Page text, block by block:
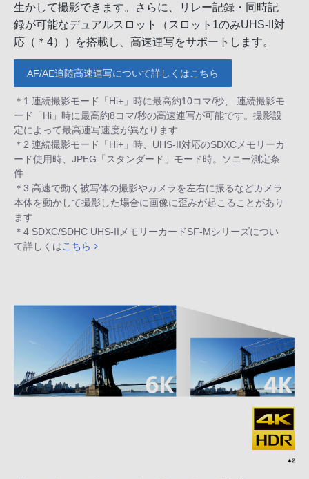
生かして撮影できます。さらに、リレー記録・同時記
録が可能なデュアルスロット（スロット1のみUHS-II対
応（＊4））を搭載し、高速連写をサポートします。
AF/AE追随高速連写について詳しくはこちら
＊1 連続撮影モード「Hi+」時に最高約10コマ/秒、 連続撮影モ
ード「Hi」時に最高約8コマ/秒の高速連写が可能です。撮影設
定によって最高連写速度が異なります
＊2 連続撮影モード「Hi+」時、UHS-II対応のSDXCメモリーカ
ード使用時、JPEG「スタンダード」モード時。ソニー測定条
件
＊3 高速で動く被写体の撮影やカメラを左右に振るなどカメラ
本体を動かして撮影した場合に画像に歪みが起こることがあり
ます
＊4 SDXC/SDHC UHS-IIメモリーカードSF-Mシリーズについ
て詳しくは こちら